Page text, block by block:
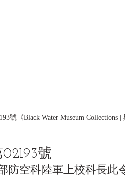
《Black Water Museum Collections |
號
防空科陸軍上校科長此